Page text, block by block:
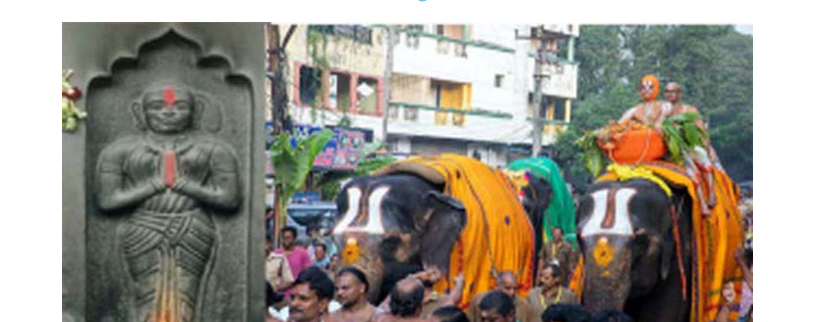
Sri Vutturi Swaraj & Smt. Sneha
Founder Donor & TG State Secretary, Hyderabad
Smt. Grandhi Sailaja
Founder Donor, USA